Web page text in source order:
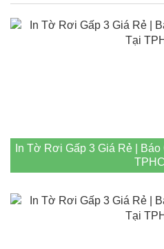
In Tờ Rơi Gấp 3 Giá Rẻ |